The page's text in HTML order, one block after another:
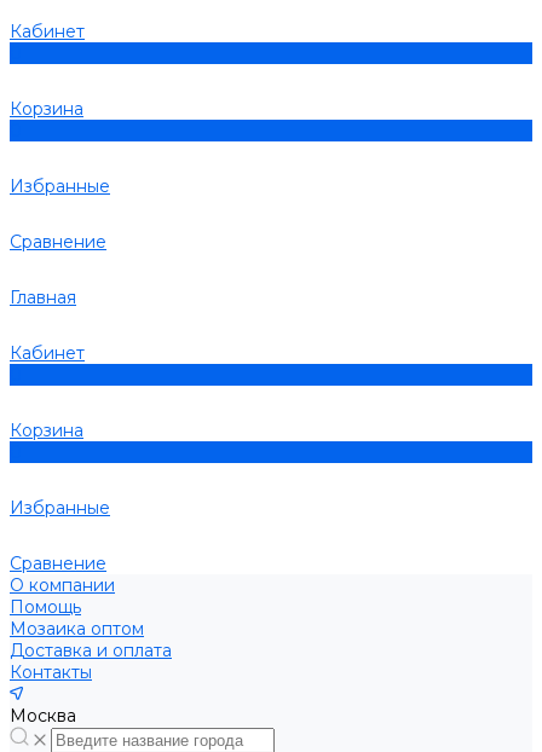
Кабинет
Корзина
Избранные
Сравнение
Главная
Кабинет
Корзина
Избранные
Сравнение
О компании
Помощь
Мозаика оптом
Доставка и оплата
Контакты
Москва